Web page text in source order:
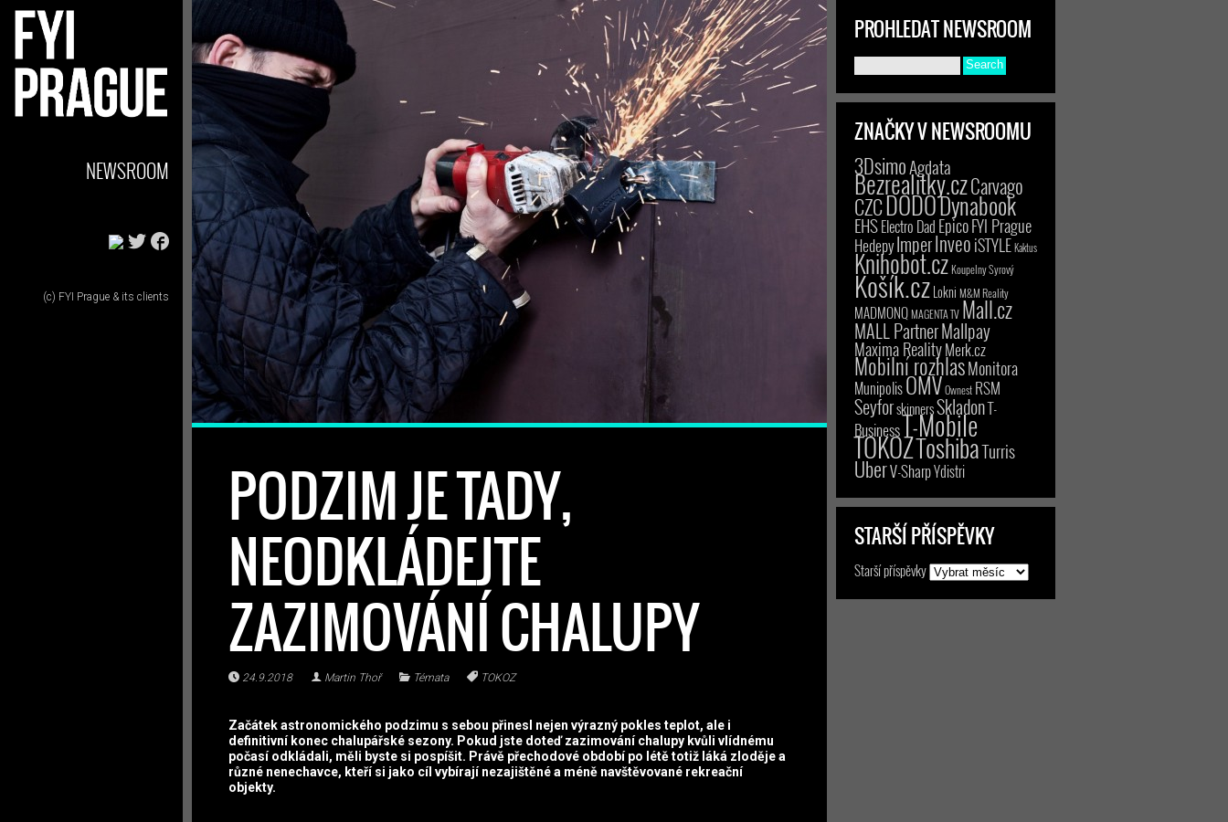
NEWSROOM
(c) FYI Prague & its clients
PODZIM JE TADY,
NEODKLÁDEJTE
ZAZIMOVÁNÍ CHALUPY
24.9.2018 Martin Thoř Témata TOKOZ
Začátek astronomického podzimu s sebou přinesl nejen výrazný pokles teplot, ale i
definitivní konec chalupářské sezony. Pokud jste doteď zazimování chalupy kvůli vlídnému
počasí odkládali, měli byste si pospíšit. Právě přechodové období po létě totiž láká zloděje a
různé nenechavce, kteří si jako cíl vybírají nezajištěné a méně navštěvované rekreační
objekty.
PROHLEDAT NEWSROOM
ZNAČKY V NEWSROOMU
3DsimoAgdata
Bezrealitky.czCarvago
CZCDODODynabook
EHSElectro Dad EpicoFYI Prague
HedepyImperInveoiSTYLEKaktus
Knihobot.czKoupelny Syrový
Košík.czLokni M&M Reality
MADMONQMAGENTA TV Mall.cz
MALL PartnerMallpay
Maxima RealityMerk.cz
Mobilní rozhlasMonitora
MunipolisOMVOwnest RSM
SeyforskinnersSkladonT-
BusinessT-Mobile
TOKOZToshibaTurris
UberV-SharpYdistri
STARŠÍ PŘÍSPĚVKY
Starší příspěvky